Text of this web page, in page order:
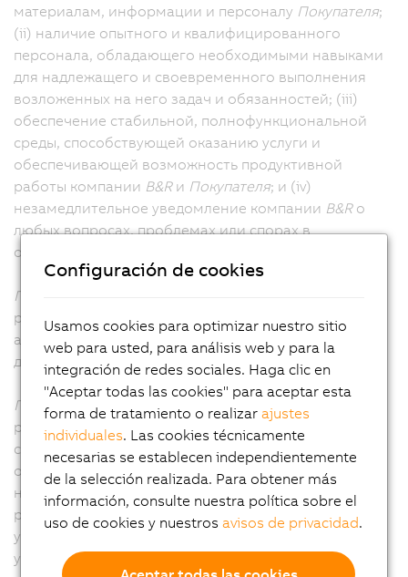
материалам, информации и персоналу Покупателя;
(ii) наличие опытного и квалифицированного
персонала, обладающего необходимыми навыками
для надлежащего и своевременного выполнения
возложенных на него задач и обязанностей; (iii)
обеспечение стабильной, полнофункциональной
среды, способствующей оказанию услуги и
обеспечивающей возможность продуктивной
работы компании B&Rи Покупателя; и (iv)
незамедлительное уведомление компании B&Rо
любых вопросах, проблемах или спорах в
отношении услуг.
Покупатель
результативность деятельности своего персонала и
агентов, а также за качество работ, выполняемых
для компании
B&R в ходе оказания услуг.
Покупатель подтверждает свое согласие с тем, что
результаты работы компании B&R
зависят от
своевременного и эффективного выполнения
обязательств
Покупателя в соответствии
настоящими ОПУ, а также от своевременных
решений и одобрений
Покупателя
в связи с
услугами. Компания
имеет право действовать с
учетом всех решений и согласованийПокупателя.
Configuración de cookies
Usamos cookies para optimizar nuestro sitio
web para usted, para análisis web y para la
integración de redes sociales. Haga clic en
"Aceptar todas las cookies" para aceptar esta
forma de tratamiento o realizarajustes
individuales. Las cookies técnicamente
necesarias se establecen independientemente
de la selección realizada. Para obtener más
información, consulte nuestra política sobre el
uso de cookies y nuestrosavisos de privacidad.